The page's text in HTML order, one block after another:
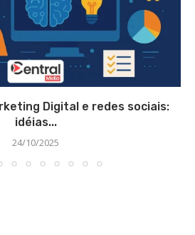
Digital e redes sociais:
idéias...
24/10/2025